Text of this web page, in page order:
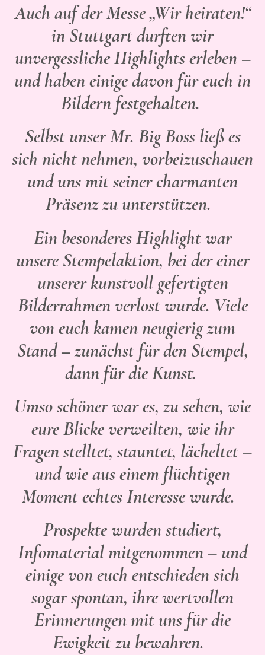
Auch auf der Messe „Wir heiraten!“
in Stuttgart durften wir
unvergessliche Highlights erleben –
und haben einige davon für euch in
Bildern festgehalten.
Selbst unser Mr. Big Boss ließ es
sich nicht nehmen, vorbeizuschauen
und uns mit seiner charmanten
Präsenz zu unterstützen.
Ein besonderes Highlight war
unsere Stempelaktion, bei der einer
unserer kunstvoll gefertigten
Bilderrahmen verlost wurde. Viele
von euch kamen neugierig zum
Stand – zunächst für den Stempel,
dann für die Kunst.
Umso schöner war es, zu sehen, wie
eure Blicke verweilten, wie ihr
Fragen stelltet, stauntet, lächeltet –
und wie aus einem flüchtigen
Moment echtes Interesse wurde.
Prospekte wurden studiert,
Infomaterial mitgenommen – und
einige von euch entschieden sich
sogar spontan, ihre wertvollen
Erinnerungen mit uns für die
Ewigkeit zu bewahren.